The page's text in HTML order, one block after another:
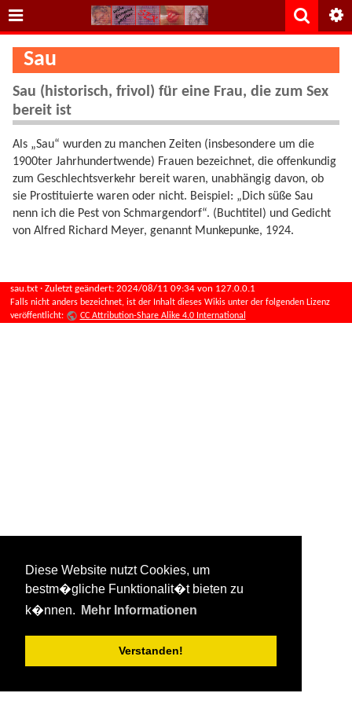
Diese Website nutzt Cookies, um
bestm�gliche Funktionalit�t bieten zu
k�nnen.
Mehr Informationen
Verstanden!
Sau
Sau (historisch, frivol) für eine Frau, die zum Sex
bereit ist
Als „Sau“ wurden zu manchen Zeiten (insbesondere um die
1900ter Jahrhundertwende) Frauen bezeichnet, die offenkundig
zum Geschlechtsverkehr bereit waren, unabhängig davon, ob
sie Prostituierte waren oder nicht. Beispiel: „Dich süße Sau
nenn ich die Pest von Schmargendorf“. (Buchtitel) und Gedicht
von Alfred Richard Meyer, genannt Munkepunke, 1924.
sau.txt · Zuletzt geändert:2024/08/11 09:34 von 127.0.0.1
Falls nicht anders bezeichnet, ist der Inhalt dieses Wikis unter der folgenden Lizenz
veröffentlicht:
CC Attribution-Share Alike 4.0 International